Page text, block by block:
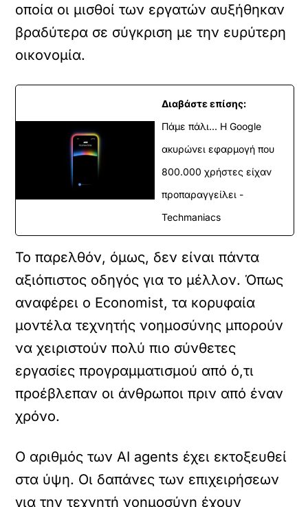
οποία οι μισθοί των εργατών αυξήθηκαν
βραδύτερα σε σύγκριση με την ευρύτερη
οικονομία.
Διαβάστε επίσης:
Πάμε πάλι... Η Google
ακυρώνει εφαρμογή που
800.000 χρήστες είχαν
προπαραγγείλει -
Techmaniacs
Το παρελθόν, όμως, δεν είναι πάντα
αξιόπιστος οδηγός για το μέλλον. Όπως
αναφέρει ο Economist, τα κορυφαία
μοντέλα τεχνητής νοημοσύνης μπορούν
να χειριστούν πολύ πιο σύνθετες
εργασίες προγραμματισμού από ό,τι
προέβλεπαν οι άνθρωποι πριν από έναν
χρόνο.
Ο αριθμός των AI agents έχει εκτοξευθεί
στα ύψη. Οι δαπάνες των επιχειρήσεων
για την τεχνητή νοημοσύνη έχουν